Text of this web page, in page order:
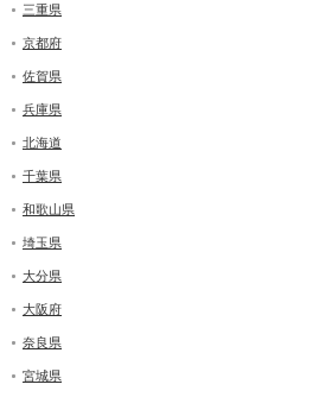
三重県
京都府
佐賀県
兵庫県
北海道
千葉県
和歌山県
埼玉県
大分県
大阪府
奈良県
宮城県